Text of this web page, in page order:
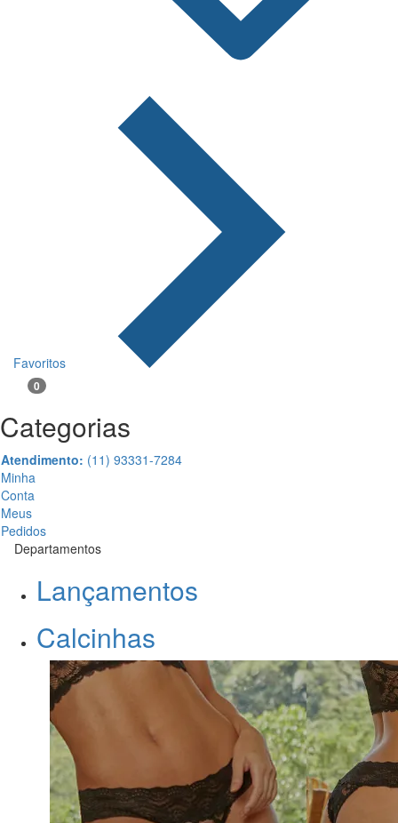
Favoritos
0
Categorias
Atendimento: (11) 93331-7284
Minha
Conta
Meus
Pedidos
Departamentos
Lançamentos
Calcinhas